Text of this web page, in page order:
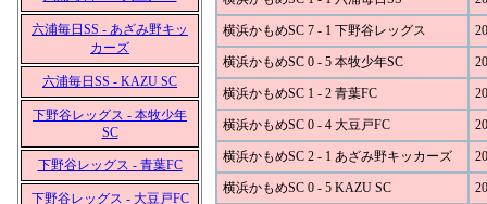
六浦毎日SS - あざみ野キッ
カーズ
六浦毎日SS - KAZU SC
下野谷レッグス - 本牧少年
SC
下野谷レッグス - 青葉FC
下野谷レッグス - 大豆戸FC
横浜かもめSC 7 - 1 下野谷レッグス
横浜かもめSC 0 - 5 本牧少年SC
横浜かもめSC 1 - 2 青葉FC
横浜かもめSC 0 - 4 大豆戸FC
横浜かもめSC 2 - 1 あざみ野キッカーズ
横浜かもめSC 0 - 5 KAZU SC